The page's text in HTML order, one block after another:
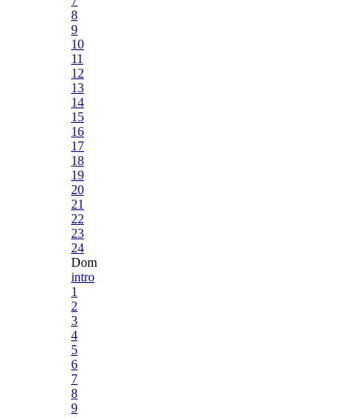
8
9
10
11
12
13
14
15
16
17
18
19
20
21
22
23
24
Dom
intro
1
2
3
4
5
6
7
8
9